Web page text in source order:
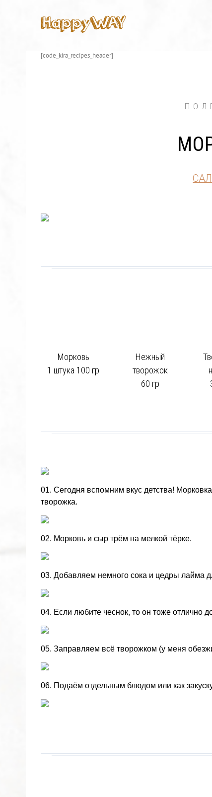
[code_kira_recipes_header]
Морковь
1 штука 100 гр
Нежный
творожок
60 гр
01. Сегодня вспомним вкус детства!
творожка.
02. Морковь и сыр трём на мелкой тёрке.
03. Добавляем немного сока и цедры лайма
04. Если любите чеснок, то он тоже отлично
05. Заправляем всё творожком (у меня
06. Подаём отдельным блюдом или как